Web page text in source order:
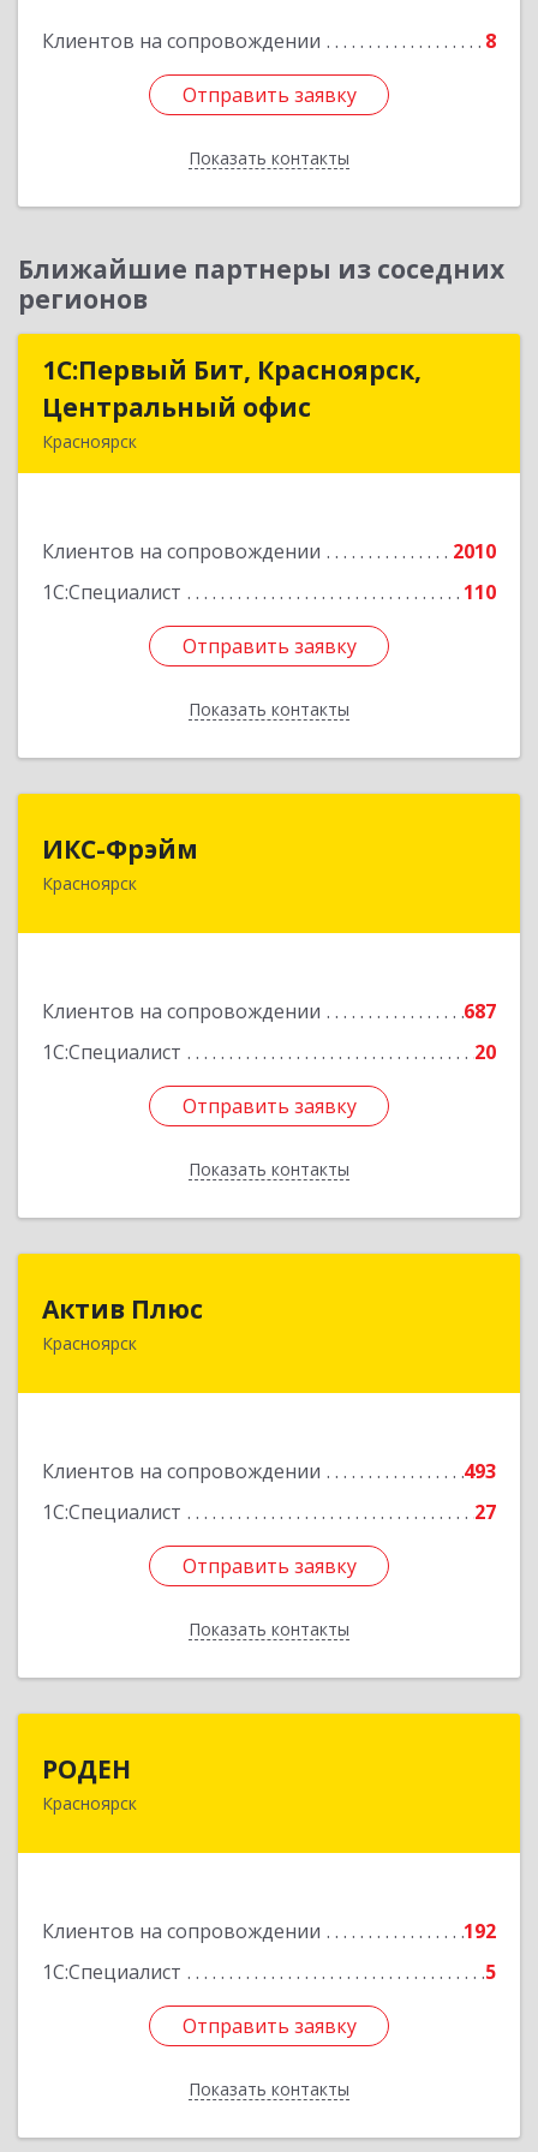
Клиентов на сопровождении 8
Отправить заявку
Показать контакты
Отправить заявку
Назад
Ближайшие партнеры из соседних
регионов
1С:Первый Бит, Красноярск,
Центральный офис
Красноярск
Клиентов на сопровождении
2010
1С:Специалист
110
Отправить заявку
Показать контакты
1С:Первый Бит, Красноярск,
Центральный офис
Подробнее
Отправить заявку
Назад
ИКС-Фрэйм
Красноярск
Клиентов на сопровождении
687
1С:Специалист
20
Отправить заявку
Показать контакты
660077, Красноярский край, Красноярск г,
Отправить заявку
Назад
Актив Плюс
Красноярск
Клиентов на сопровождении
493
1С:Специалист
27
Отправить заявку
Показать контакты
660017, Красноярский край, Красноярск г,
Отправить заявку
Назад
РОДЕН
Красноярск
Клиентов на сопровождении
192
1С:Специалист
5
Отправить заявку
Показать контакты
660064, Красноярский край, Красноярск г, им
Отправить заявку
Назад